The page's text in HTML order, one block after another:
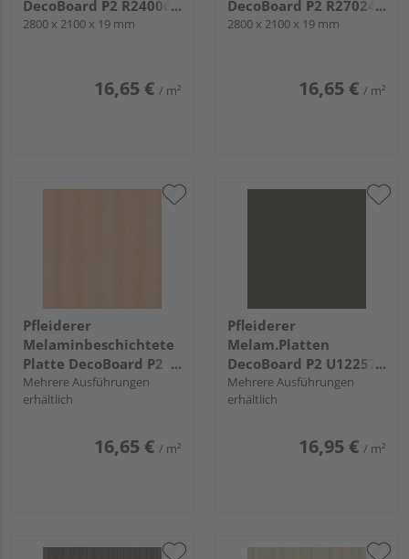
DecoBoard P2 R24006
Altmühlbuche, VV
2800 x 2100 x 19 mm
16,65 € / m²
DecoBoard P2 R27024
Bergahorn, VV
2800 x 2100 x 19 mm
16,65 € / m²
Pfleiderer
Melaminbeschichtete
Platte DecoBoard P2
R24035 Buche Blume,
VV
Mehrere Ausführungen
erhältlich
16,65 € / m²
Pfleiderer
Melam.Platten
DecoBoard P2 U12257
Graphitgrau, SD
Mehrere Ausführungen
erhältlich
16,95 € / m²